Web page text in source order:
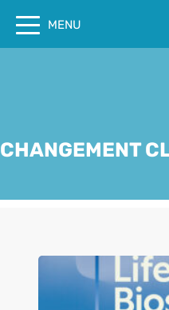
MENU
CHANGEMENT